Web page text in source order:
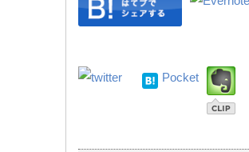
Pocket